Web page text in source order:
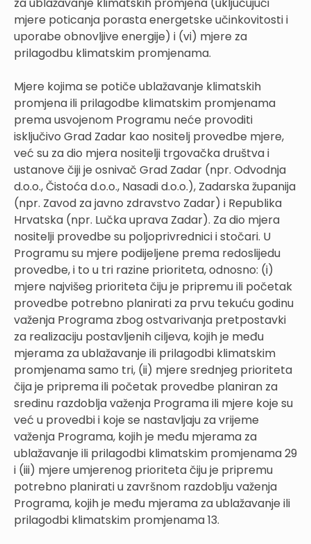
mjere poticanja porasta energetske učinkovitosti i
uporabe obnovljive energije) i (vi) mjere za
prilagodbu klimatskim promjenama.
Mjere kojima se potiče ublažavanje klimatskih
promjena ili prilagodbe klimatskim promjenama
prema usvojenom Programu neće provoditi
isključivo Grad Zadar kao nositelj provedbe mjere,
već su za dio mjera nositelji trgovačka društva i
ustanove čiji je osnivač Grad Zadar (npr. Odvodnja
d.o.o., Čistoća d.o.o., Nasadi d.o.o.), Zadarska županija
(npr. Zavod za javno zdravstvo Zadar) i Republika
Hrvatska (npr. Lučka uprava Zadar). Za dio mjera
nositelji provedbe su poljoprivrednici i stočari. U
Programu su mjere podijeljene prema redoslijedu
provedbe, i to u tri razine prioriteta, odnosno: (i)
mjere najvišeg prioriteta čiju je pripremu ili početak
provedbe potrebno planirati za prvu tekuću godinu
važenja Programa zbog ostvarivanja pretpostavki
za realizaciju postavljenih ciljeva, kojih je među
mjerama za ublažavanje ili prilagodbi klimatskim
promjenama samo tri, (ii) mjere srednjeg prioriteta
čija je priprema ili početak provedbe planiran za
sredinu razdoblja važenja Programa ili mjere koje su
već u provedbi i koje se nastavljaju za vrijeme
važenja Programa, kojih je među mjerama za
ublažavanje ili prilagodbi klimatskim promjenama 29
i (iii) mjere umjerenog prioriteta čiju je pripremu
potrebno planirati u završnom razdoblju važenja
Programa, kojih je među mjerama za ublažavanje ili
prilagodbi klimatskim promjenama 13.